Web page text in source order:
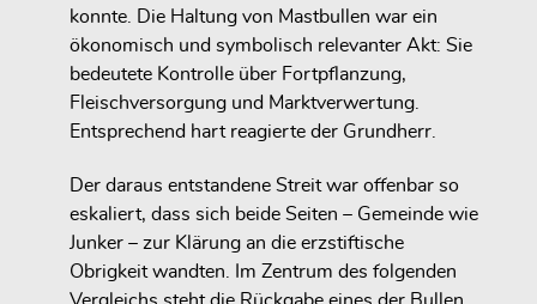
konnte. Die Haltung von Mastbullen war ein
ökonomisch und symbolisch relevanter Akt: Sie
bedeutete Kontrolle über Fortpflanzung,
Fleischversorgung und Marktverwertung.
Entsprechend hart reagierte der Grundherr.
Der daraus entstandene Streit war offenbar so
eskaliert, dass sich beide Seiten – Gemeinde wie
Junker – zur Klärung an die erzstiftische
Obrigkeit wandten. Im Zentrum des folgenden